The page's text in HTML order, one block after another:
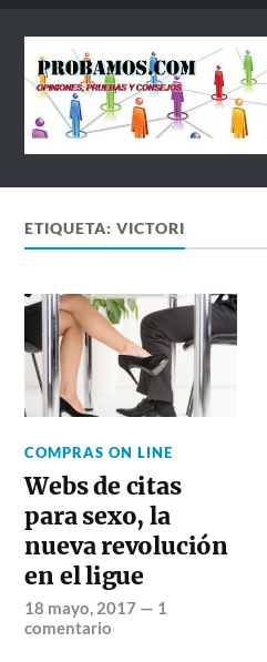
ETIQUETA:VICTORI
COMPRAS ON LINE
Webs de citas
para sexo, la
nueva revolución
en el ligue
18 mayo, 2017 — 1
comentario